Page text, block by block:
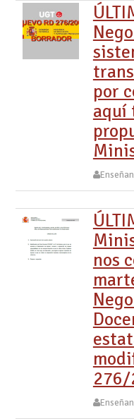
por
aquí
nos
276/